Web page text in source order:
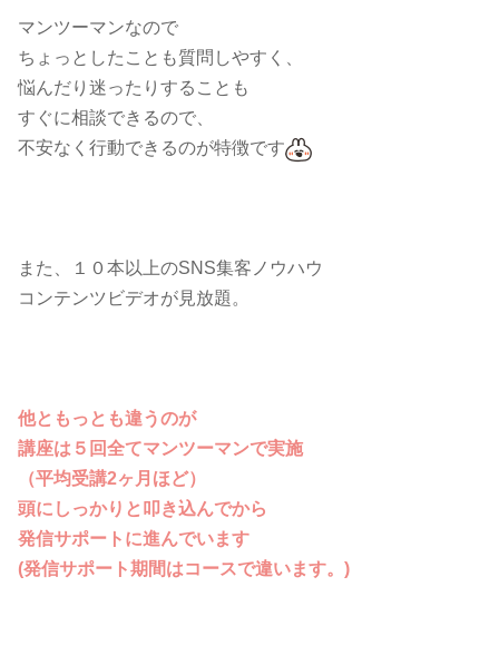
マンツーマンなので
ちょっとしたことも質問しやすく、
悩んだり迷ったりすることも
すぐに相談できるので、
不安なく行動できるのが特徴です
また、１０本以上のSNS集客ノウハウ
コンテンツビデオが見放題。
他ともっとも違うのが
講座は５回全てマンツーマンで実施
（平均受講2ヶ月ほど）
頭にしっかりと叩き込んでから
発信サポートに進んでいます
(発信サポート期間はコースで違います。)